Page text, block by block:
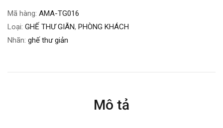
Mã hàng: AMA-TG016
Loại: GHẾ THƯ GIÃN, PHÒNG KHÁCH
Nhãn: ghế thư giản
Mô tả